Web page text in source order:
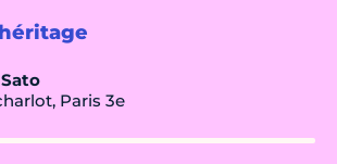
héritage
Paris 3e